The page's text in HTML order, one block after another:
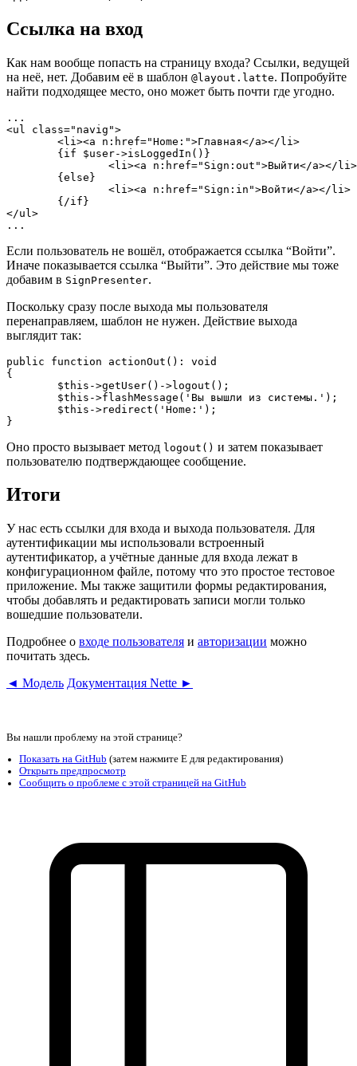
Ссылка на вход
Как нам вообще попасть на страницу входа? Ссылки, ведущей
на неё, нет. Добавим её в шаблон @layout.latte. Попробуйте
найти подходящее место, оно может быть почти где угодно.
...
<ul class="navig">
</ul>
Если пользователь не вошёл, отображается ссылка “Войти”.
Иначе показывается ссылка “Выйти”. Это действие мы тоже
добавим в SignPresenter.
Поскольку сразу после выхода мы пользователя
перенаправляем, шаблон не нужен. Действие выхода
выглядит так:
public function actionOut(): void
{
Оно просто вызывает метод logout() и затем показывает
пользователю подтверждающее сообщение.
Итоги
У нас есть ссылки для входа и выхода пользователя. Для
аутентификации мы использовали встроенный
аутентификатор, а учётные данные для входа лежат в
конфигурационном файле, потому что это простое тестовое
приложение. Мы также защитили формы редактирования,
чтобы добавлять и редактировать записи могли только
вошедшие пользователи.
Подробнее о входе пользователя и авторизации можно
почитать здесь.
◄ Модель Документация Nette ►